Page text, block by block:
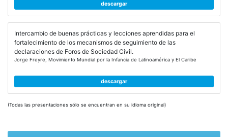
descargar
Intercambio de buenas prácticas y lecciones aprendidas para el
fortalecimiento de los mecanismos de seguimiento de las
declaraciones de Foros de Sociedad Civil.
Jorge Freyre, Movimiento Mundial por la Infancia de Latinoamérica y El Caribe
descargar
(Todas las presentaciones sólo se encuentran en su idioma original)